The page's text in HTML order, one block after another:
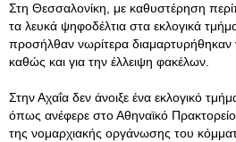
Στη Θεσσαλονίκη, με καθυστέρηση
τα λευκά ψηφοδέλτια στα εκλογικά
προσήλθαν νωρίτερα διαμαρτυρήθηκαν
καθώς και για την έλλειψη φακέλων.
Στην Αχαΐα δεν άνοιξε ένα εκλογικό
όπως ανέφερε στο Αθηναϊκό
της νομαρχιακής οργάνωσης του